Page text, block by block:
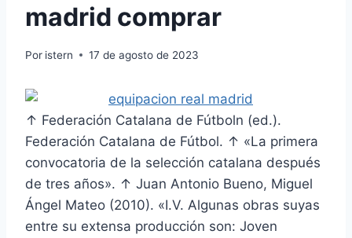
madrid comprar
Por istern 17 de agosto de 2023
↑ Federación Catalana de Fútboln (ed.).
Federación Catalana de Fútbol. ↑ «La primera
convocatoria de la selección catalana después
de tres años». ↑ Juan Antonio Bueno, Miguel
Ángel Mateo (2010). «I.V. Algunas obras suyas
entre su extensa producción son: Joven